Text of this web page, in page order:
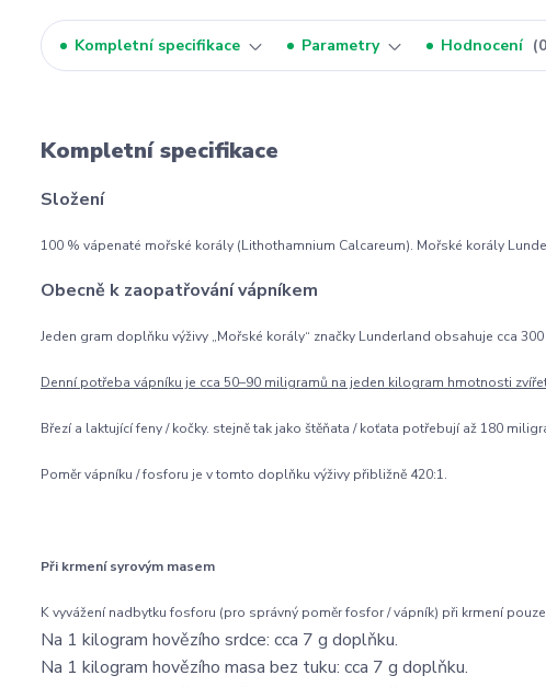
Kompletní specifikace Parametry Hodnocení 0
Kompletní specifikace
Složení
100 % vápenaté mořské korály (Lithothamnium Calcareum). Mořské korály
Obecně k zaopatřování vápníkem
Jeden gram doplňku výživy „Mořské korály“ značky Lunderland obsahuje cca
Denní potřeba vápníku je cca 50–90 miligramů na jeden kilogram hmotnosti
Březí a laktující feny / kočky. stejně tak jako štěňata / koťata potřebují až 180
Poměr vápníku / fosforu je v tomto doplňku výživy přibližně 420:1.
Při krmení syrovým masem
K vyvážení nadbytku fosforu (pro správný poměr fosfor / vápník) při krmení
Na 1 kilogram hovězího srdce: cca 7 g doplňku.
Na 1 kilogram hovězího masa bez tuku: cca 7 g doplňku.